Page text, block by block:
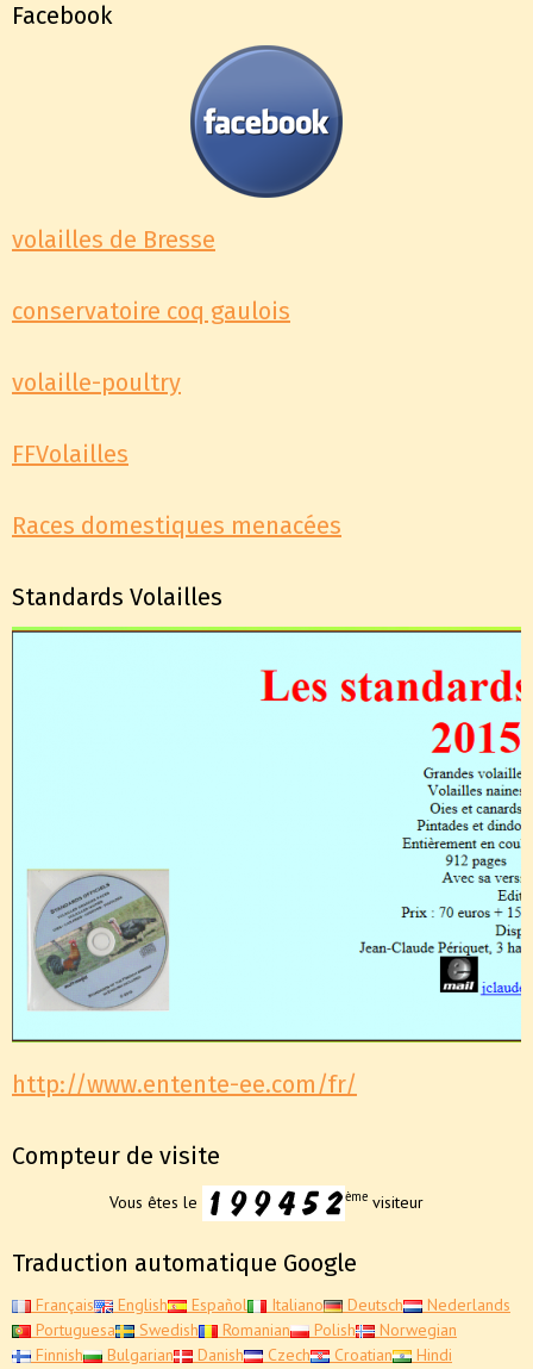
Facebook
volailles de Bresse
conservatoire coq gaulois
volaille-poultry
FFVolailles
Races domestiques menacées
Standards Volailles
http://www.entente-ee.com/fr/
Compteur de visite
Vous êtes le ème visiteur
Traduction automatique Google
Français English Español Italiano Deutsch
Nederlands
Portuguesa
Swedish Romanian Polish
Norwegian
Finnish
Bulgarian Danish Czech Croatian Hindi